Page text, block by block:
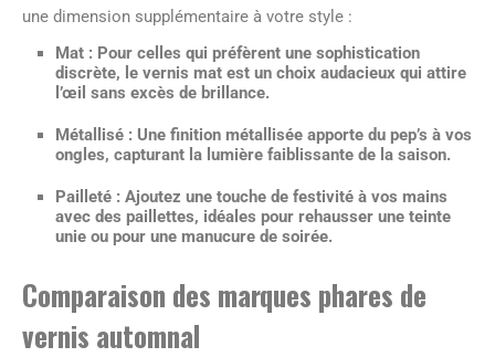
une dimension supplémentaire à votre style :
Mat : Pour celles qui préfèrent une sophistication
discrète, le vernis mat est un choix audacieux qui attire
l’œil sans excès de brillance.
Métallisé : Une finition métallisée apporte du pep’s à vos
ongles, capturant la lumière faiblissante de la saison.
Pailleté : Ajoutez une touche de festivité à vos mains
avec des paillettes, idéales pour rehausser une teinte
unie ou pour une manucure de soirée.
Comparaison des marques phares de
vernis automnal